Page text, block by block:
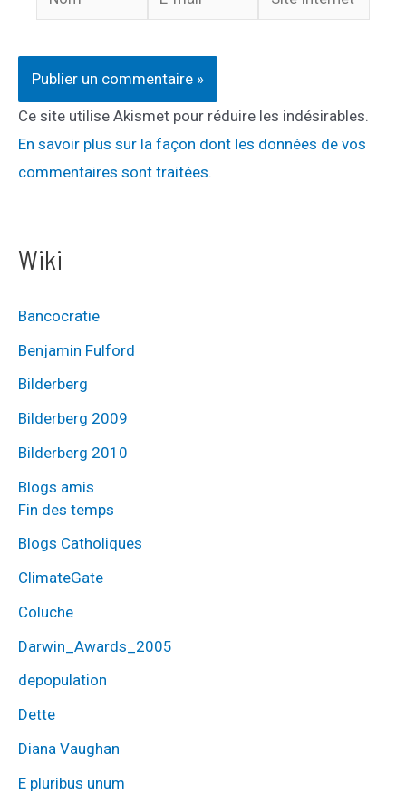
Wiki
Bancocratie
Benjamin Fulford
Bilderberg
Bilderberg 2009
Bilderberg 2010
Blogs amis
Fin des temps
Blogs Catholiques
ClimateGate
Coluche
Darwin_Awards_2005
depopulation
Dette
Diana Vaughan
E pluribus unum
mail*
Internet
Ce site utilise Akismet pour réduire les indésirables.
En savoir plus sur la façon dont les données de vos
commentaires sont traitées.